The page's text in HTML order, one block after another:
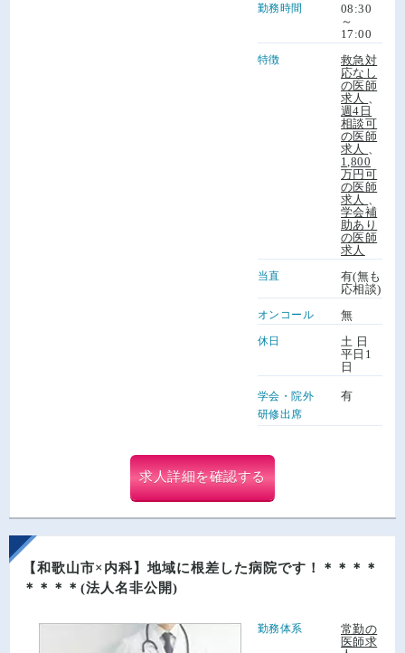
勤務時間
08:30
～
17:00
特徴
救急対
応なし
の医師
求人
週4日
相談可
の医師
求人
1,800
万円可
の医師
求人
学会補
助あり
の医師
求人
当直
有(無も
応相談)
オンコール 無
休日
土 日
平日1
日
学会・院外
研修出席
有
求人詳細を確認する
【和歌山市×内科】地域に根差した病院です！＊＊＊＊
＊＊＊＊(法人名非公開)
勤務体系
常勤の
医師求